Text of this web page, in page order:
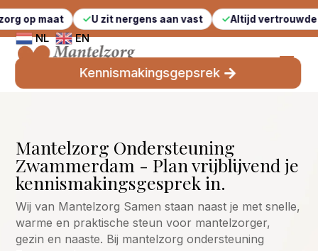
U zit nergens aan vast Altijd vertrouwde gezichten
NL EN
Kennismakingsgepsrek
Mantelzorg Ondersteuning
Zwammerdam - Plan vrijblijvend je
kennismakingsgesprek in.
Wij van Mantelzorg Samen staan naast je met snelle,
warme en praktische steun voor mantelzorger,
gezin en naaste. Bij mantelzorg ondersteuning